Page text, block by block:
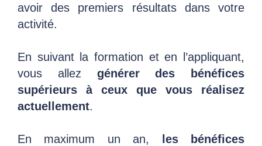
avoir des premiers résultats dans votre
activité.
En suivant la formation et en l’appliquant,
vous allez générer des bénéfices
supérieurs à ceux que vous réalisez
actuellement.
En maximum un an,
les bénéfices